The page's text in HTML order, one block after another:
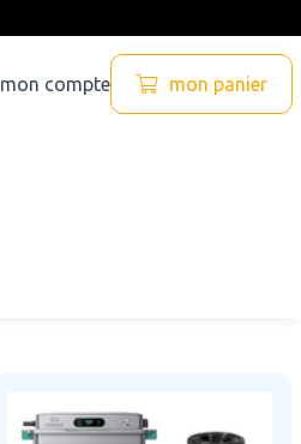
mon compte mon panier